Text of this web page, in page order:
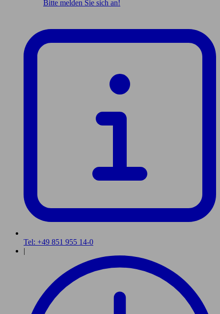
Bitte melden Sie sich an!
Tel: +49 851 955 14-0
|